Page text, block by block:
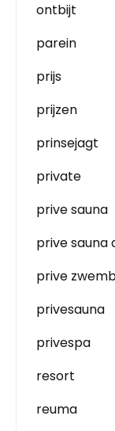
ontbijt
parein
prijs
prijzen
prinsejagt
private
prive sauna
prive sauna
prive
privesauna
privespa
resort
reuma